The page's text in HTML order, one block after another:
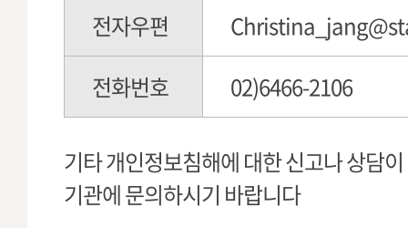
전자우편
전화번호
02)6466-2106
기타 개인정보침해에 대한 신고나 상담
기관에 문의하시기 바랍니다